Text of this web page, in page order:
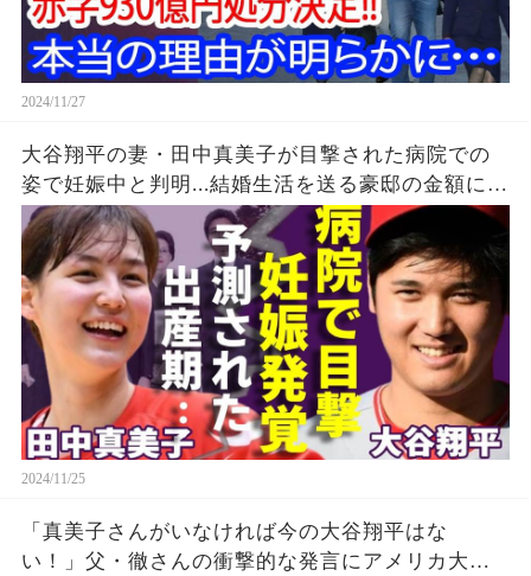
2024/11/27
大谷翔平の妻・田中真美子が目撃された病院での
姿で妊娠中と判明...結婚生活を送る豪邸の金額に一
同驚愕...！『MLB』ドジャースで活躍するプロ野
球選手の妻の家族の正体に言葉を失う...
2024/11/25
「真美子さんがいなければ今の大谷翔平はな
い！」父・徹さんの衝撃的な発言にアメリカ大騒